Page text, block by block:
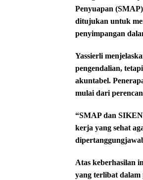
Penyuapan
ditujukan untuk
penyimpangan
Yassierli
pengendalian,
akuntabel.
mulai dari
“SMAP dan
kerja yang sehat
Atas keberhasilan
yang terlibat dalam